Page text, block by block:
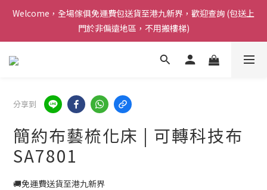
Welcome，全場傢俱免運費包送貨至港九新界，歡迎查詢 (包送上
門於非偏遠地區，不用搬樓梯)
感謝支持 ! Airy Living 已連續三年榮獲carousell 頒發的 [ 傑出優
質商戶獎項 ]
Welcome，全場傢俱免運費包送貨至港九新界，歡迎查詢 (包送上
分享到
簡約布藝梳化床 | 可轉科技布
SA7801
🚚免運費送貨至港九新界